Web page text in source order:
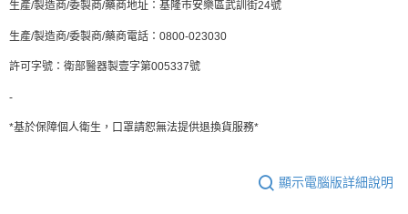
生產/製造商/委製商/藥商地址：基隆市安樂區武訓街24號
生產/製造商/委製商/藥商電話：0800-023030
許可字號：衛部醫器製壹字第005337號
-
*基於保障個人衛生，口罩請恕無法提供退換貨服務*
顯示電腦版詳細說明